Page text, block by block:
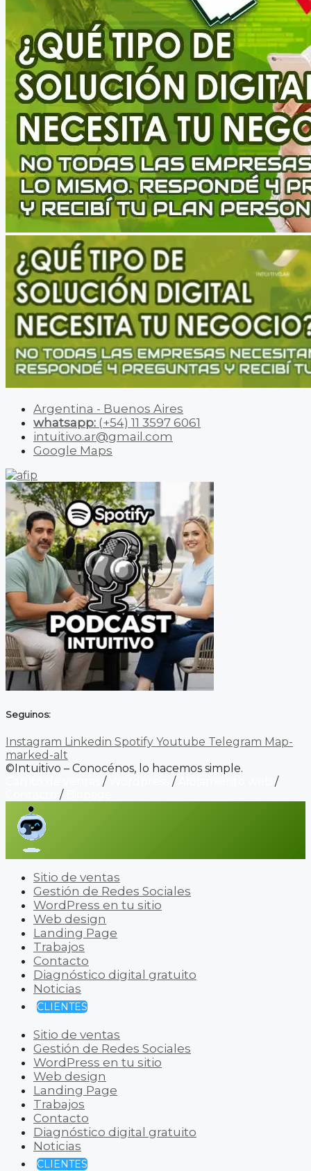
Argentina - Buenos Aires
whatsapp: (+54) 11 3597 6061
intuitivo.ar@gmail.com
Google Maps
Seguinos:
Instagram Linkedin Spotify Youtube Telegram Map-
marked-alt
©Intuitivo – Conocénos, lo hacemos simple.
/ /
/
/
Sitio de ventas
Gestión de Redes Sociales
WordPress en tu sitio
Web design
Landing Page
Trabajos
Contacto
Diagnóstico digital gratuito
Noticias
CLIENTES
Sitio de ventas
Gestión de Redes Sociales
WordPress en tu sitio
Web design
Landing Page
Trabajos
Contacto
Diagnóstico digital gratuito
Noticias
CLIENTES